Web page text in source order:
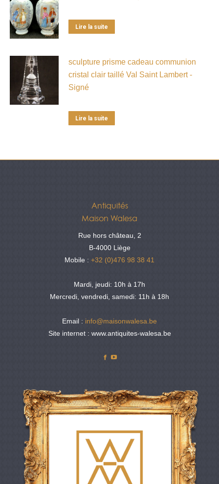
Lire la suite
sculpture prisme cadeau communion
cristal clair taillé Val Saint Lambert -
Signé
Lire la suite
Antiquités
Maison Walesa
Rue hors château, 2
B-4000 Liège
Mobile : +32 (0)476 98 38 41
Mardi, jeudi: 10h à 17h
Mercredi, vendredi, samedi: 11h à 18h
Email : info@maisonwalesa.be
Site internet : www.antiquites-walesa.be
Facebook